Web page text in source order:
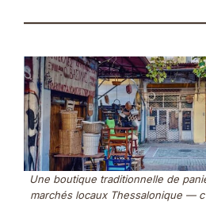
Une boutique traditionnelle de
marchés locaux Thessalonique —